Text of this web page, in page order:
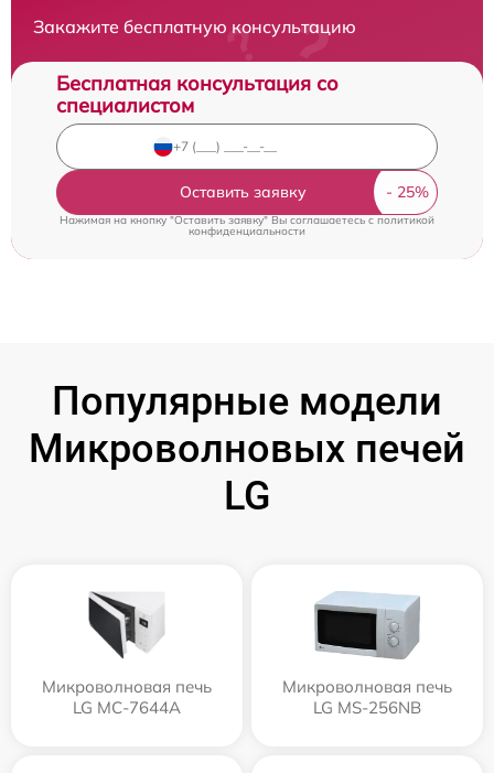
Закажите бесплатную консультацию
Бесплатная консультация со
специалистом
Оставить заявку
Нажимая на кнопку "Оставить заявку" Вы соглашаетесь cполитикой
конфиденциальности
Популярные модели
Микроволновых печей
LG
Микроволновая печь
LG MC-7644A
Микроволновая печь
LG MS-256NB